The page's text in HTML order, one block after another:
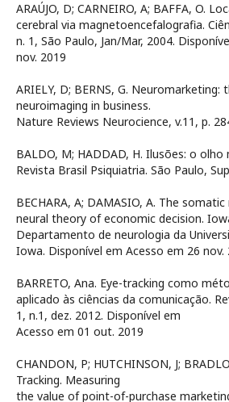
ARAÚJO, D; CARNEIRO, A; BAFFA, O.
cerebral via magnetoencefalografia.
n. 1, São Paulo, Jan/Mar, 2004.
nov. 2019
ARIELY, D; BERNS, G.
neuroimaging in business.
Nature Reviews Neurocience, v.11, p.
BALDO, M; HADDAD, H. Ilusões: o olho
Revista Brasil Psiquiatria. São Paulo,
BECHARA, A; DAMASIO, A. The
neural theory of economic decision.
Departamento de neurologia da
Iowa. Disponível em Acesso em 26 nov.
BARRETO, Ana. Eye-tracking como
aplicado às ciências da comunicação.
1, n.1, dez. 2012. Disponível em
Acesso em 01 out. 2019
CHANDON, P; HUTCHINSON, J;
Tracking. Measuring
the value of point-of-purchase